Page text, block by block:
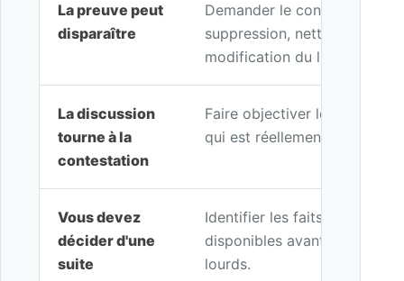
La preuve peut
disparaître
Demander le constat avant
suppression, nettoyage,
modification du lieu.
La discussion
tourne à la
contestation
Faire objectiver les faits
qui est réellement
Vous devez
décider d'une
suite
Identifier les faits à
disponibles avant d'engager
lourds.